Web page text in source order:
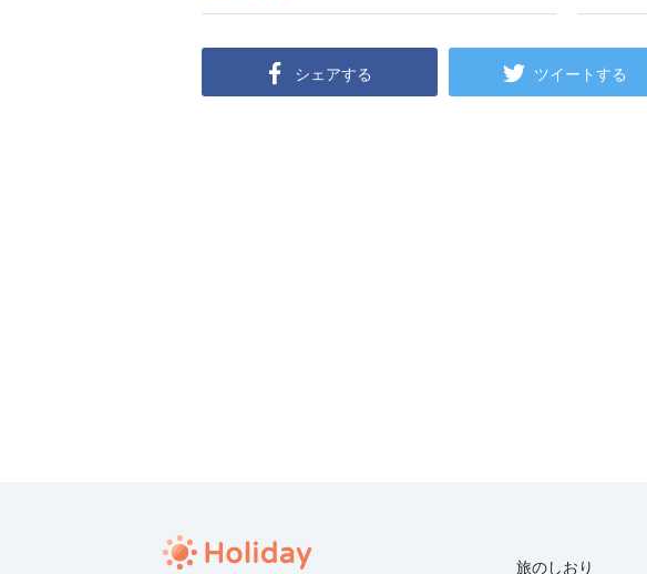
シェアする ツイートする
旅のしおり